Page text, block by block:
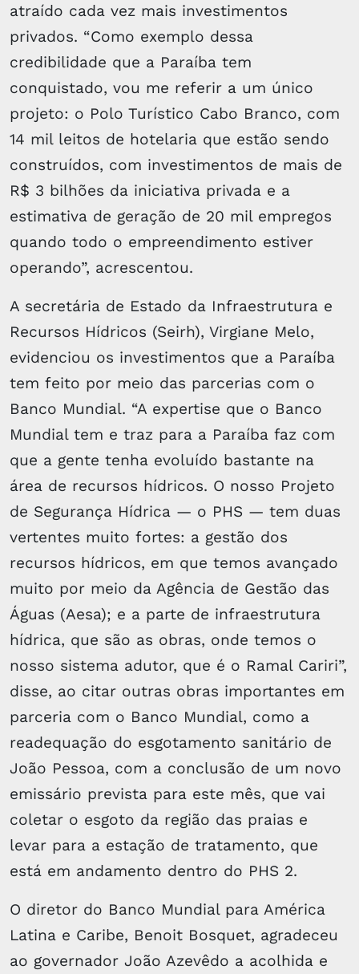
atraído cada vez mais investimentos
privados. “Como exemplo dessa
credibilidade que a Paraíba tem
conquistado, vou me referir a um único
projeto: o Polo Turístico Cabo Branco, com
14 mil leitos de hotelaria que estão sendo
construídos, com investimentos de mais de
R$ 3 bilhões da iniciativa privada e a
estimativa de geração de 20 mil empregos
quando todo o empreendimento estiver
operando”, acrescentou.
A secretária de Estado da Infraestrutura e
Recursos Hídricos (Seirh), Virgiane Melo,
evidenciou os investimentos que a Paraíba
tem feito por meio das parcerias com o
Banco Mundial. “A expertise que o Banco
Mundial tem e traz para a Paraíba faz com
que a gente tenha evoluído bastante na
área de recursos hídricos. O nosso Projeto
de Segurança Hídrica — o PHS — tem duas
vertentes muito fortes: a gestão dos
recursos hídricos, em que temos avançado
muito por meio da Agência de Gestão das
Águas (Aesa); e a parte de infraestrutura
hídrica, que são as obras, onde temos o
nosso sistema adutor, que é o Ramal Cariri”,
disse, ao citar outras obras importantes em
parceria com o Banco Mundial, como a
readequação do esgotamento sanitário de
João Pessoa, com a conclusão de um novo
emissário prevista para este mês, que vai
coletar o esgoto da região das praias e
levar para a estação de tratamento, que
está em andamento dentro do PHS 2.
O diretor do Banco Mundial para América
Latina e Caribe, Benoit Bosquet, agradeceu
ao governador João Azevêdo a acolhida e